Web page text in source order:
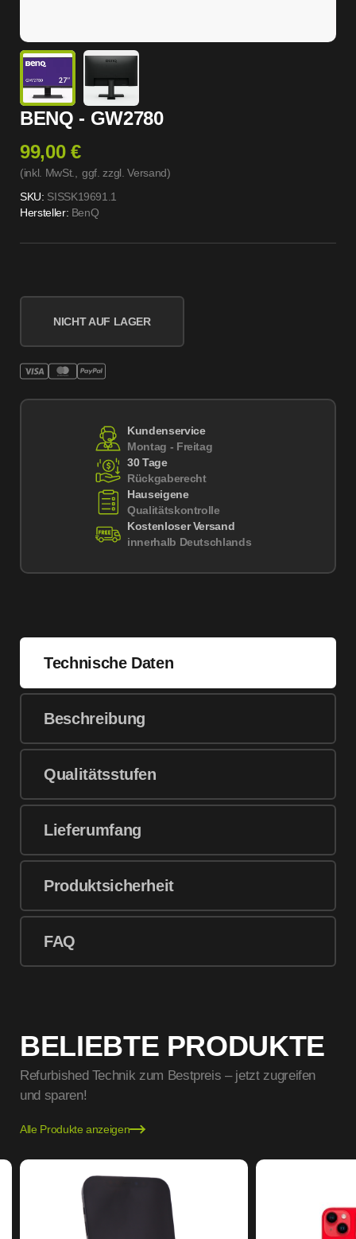
BENQ - GW2780
99,00 €
(inkl. MwSt., ggf. zzgl. Versand)
SKU: SISSK19691.1
Hersteller: BenQ
NICHT AUF LAGER
Kundenservice
Montag - Freitag
30 Tage
Rückgaberecht
Hauseigene
Qualitätskontrolle
Kostenloser Versand
innerhalb Deutschlands
Technische Daten
Beschreibung
Qualitätsstufen
Lieferumfang
Produktsicherheit
FAQ
BELIEBTE PRODUKTE
Refurbished Technik zum Bestpreis – jetzt zugreifen
und sparen!
Alle Produkte anzeigen